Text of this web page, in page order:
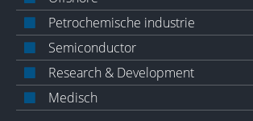
Petrochemische industrie
Semiconductor
Research & Development
Medisch